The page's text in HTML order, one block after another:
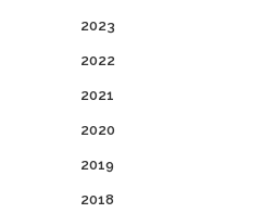
2023
2022
2021
2020
2019
2018